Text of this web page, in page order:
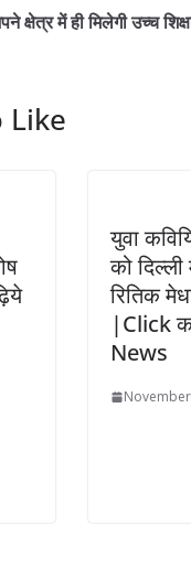
में ही मिलेगी उच्च
Like
युवा
को दिल्ली
रितिक
|Click
News